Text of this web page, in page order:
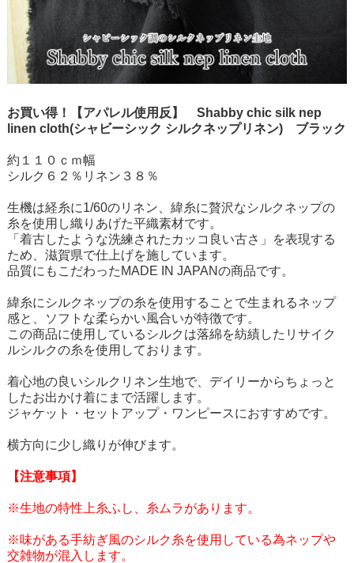
お買い得！【アパレル使用反】 Shabby chic silk nep
linen cloth(シャビーシック シルクネップリネン) ブラック
約１１０ｃｍ幅
シルク６２％リネン３８％
生機は経糸に1/60のリネン、緯糸に贅沢なシルクネップの
糸を使用し織りあげた平織素材です。
「着古したような洗練されたカッコ良い古さ」を表現する
ため、滋賀県で仕上げを施しています。
品質にもこだわったMADE IN JAPANの商品です。
緯糸にシルクネップの糸を使用することで生まれるネップ
感と、ソフトな柔らかい風合いが特徴です。
この商品に使用しているシルクは落綿を紡績したリサイク
ルシルクの糸を使用しております。
着心地の良いシルクリネン生地で、デイリーからちょっと
したお出かけ着にまで活躍します。
ジャケット・セットアップ・ワンピースにおすすめです。
横方向に少し織りが伸びます。
【注意事項】
※生地の特性上糸ふし、糸ムラがあります。
※味がある手紡ぎ風のシルク糸を使用している為ネップや
交雑物が混入します。